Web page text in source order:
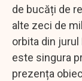
de bucăți de
alte zeci de
orbita din jurul
este singura
prezența